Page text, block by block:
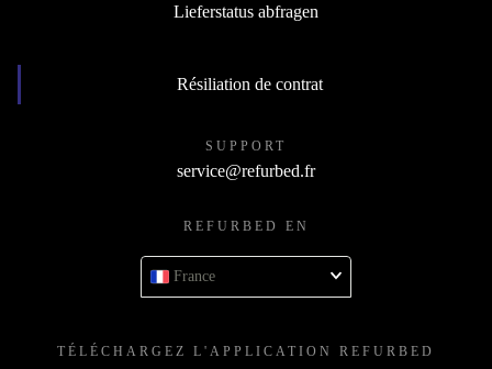
Lieferstatus abfragen
Résiliation de contrat
SUPPORT
service@refurbed.fr
REFURBED EN
France
TÉLÉCHARGEZ L'APPLICATION REFURBED